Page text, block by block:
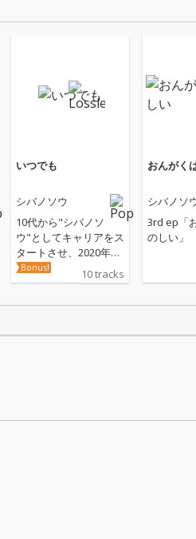
いつでも
シバノソウ
10代から"シバノソ
ウ"としてキャリアをス
タートさせ、2020年に
1stフルアルバム『あこ
がれ』を発表、2022年
の作詞作曲楽曲でもひ
Bonus! 10 tracks
おんがく
シバノソ
3rd ep「
のしい」